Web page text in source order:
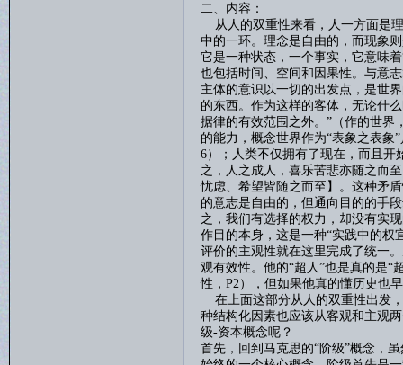
二、内容：
从人的双重性来看，人一方面是
中的一环。理念是自由的，而现象
它是一种状态，一个事实，它意味着
也包括时间、空间和因果性。与意
主体的意识以一切的出发点，是世
的东西。作为这样的客体，无论什
据律的有效范围之外。”（作的世界
的能力，概念世界作为“表象之表象
6）；人类不仅拥有了现在，而且开
之，人之成人，喜乐苦悲亦随之而
忧虑、希望皆随之而至】。这种矛
的意志是自由的，但通向目的的手
之，我们有选择的权力，却没有实
作目的本身，这是一种“实践中的权
评价的主观性就在这里完成了统一
观有效性。他的“超人”也是真的是“
性， P2 ），但如果他真的懂历史也
在上面这部分从人的双重性出发
种结构化因素也应该从客观和主观
级-资本概念呢？
首先，回到马克思的“阶级”概念，